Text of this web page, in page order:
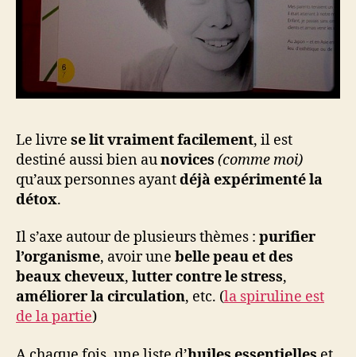
Le livre se lit vraiment facilement, il est
destiné aussi bien aunovices (comme moi)
qu’aux personnes ayantdéjà expérimenté la
détox.
Il s’axe autour de plusieurs thèmes : purifier
l’organisme, avoir une belle peau et des
beaux cheveux, lutter contre le stress,
améliorer la circulation, etc. (la spiruline est
de la partie)